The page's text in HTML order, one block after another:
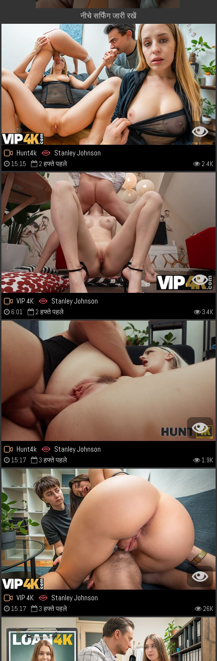
नीचे सर्फिंग जारी रखें
Hunt4k Stanley Johnson
15:15 2 हफ्ते पहले 2.4K
VIP 4K Stanley Johnson
6:01 2 हफ्ते पहले 3.4K
Hunt4k Stanley Johnson
15:17 3 हफ्ते पहले 1.9K
VIP 4K Stanley Johnson
15:17 3 हफ्ते पहले 26K